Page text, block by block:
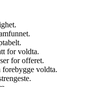
for voldta.
for offeret.
forebygge voldta.